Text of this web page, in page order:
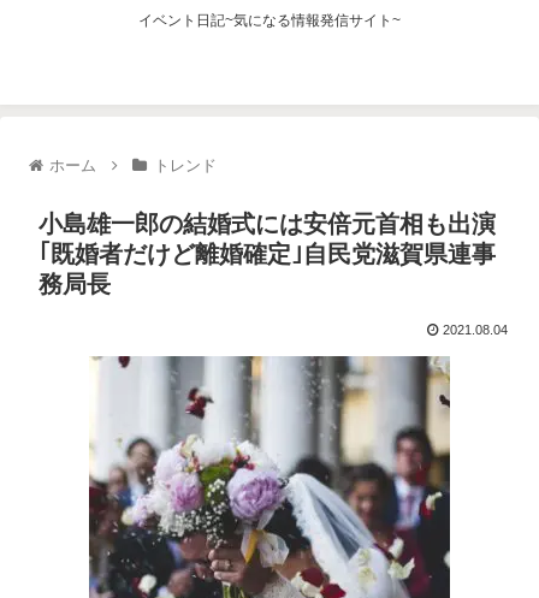
イベント日記~気になる情報発信サイト~
ホーム トレンド
小島雄一郎の結婚式には安倍元首相も出演
｢既婚者だけど離婚確定｣自民党滋賀県連事
務局長
2021.08.04